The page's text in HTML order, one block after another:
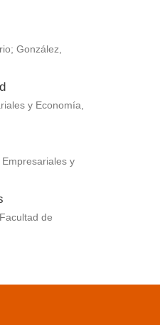
; González,
y Economía,
y
de